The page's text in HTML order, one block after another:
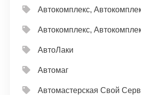
Автокомплекс,
Автокомплекс,
АвтоЛаки
Автомаг
Автомастерская Свой